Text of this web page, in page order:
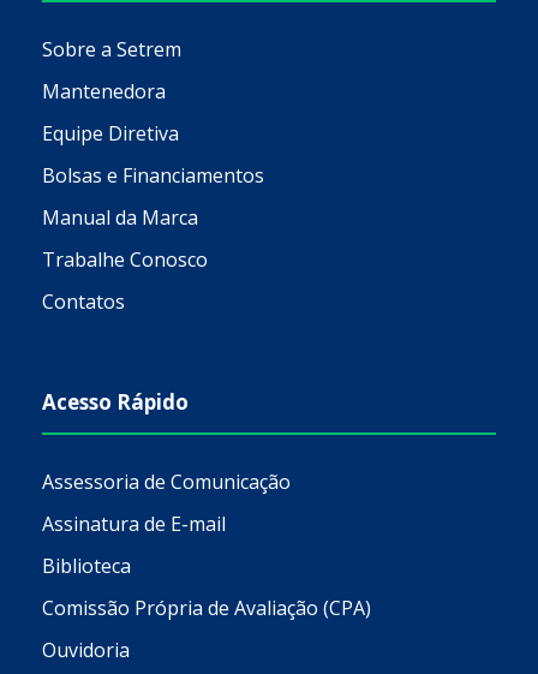
Sobre a Setrem
Mantenedora
Equipe Diretiva
Bolsas e Financiamentos
Manual da Marca
Trabalhe Conosco
Contatos
Acesso Rápido
Assessoria de Comunicação
Assinatura de E-mail
Biblioteca
Comissão Própria de Avaliação (CPA)
Ouvidoria